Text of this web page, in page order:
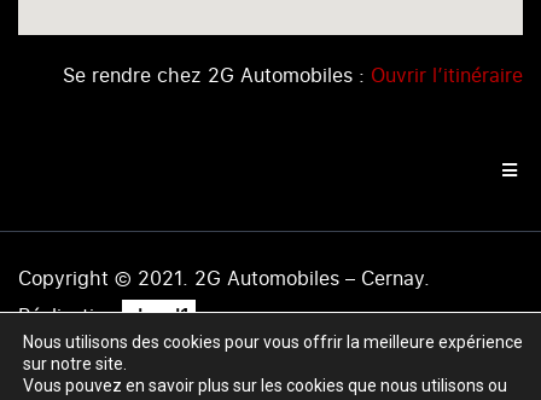
Se rendre chez 2G Automobiles : Ouvrir l’itinéraire
Copyright © 2021. 2G Automobiles – Cernay.
Réalisation .level1
Mentions légales|Politique de confidentialité|Plan du
site
Nous utilisons des cookies pour vous offrir la meilleure expérience
sur notre site.
Vous pouvez en savoir plus sur les cookies que nous utilisons ou